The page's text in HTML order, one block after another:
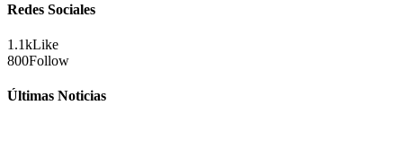
Redes Sociales
1.1kLike
800Follow
Últimas Noticias